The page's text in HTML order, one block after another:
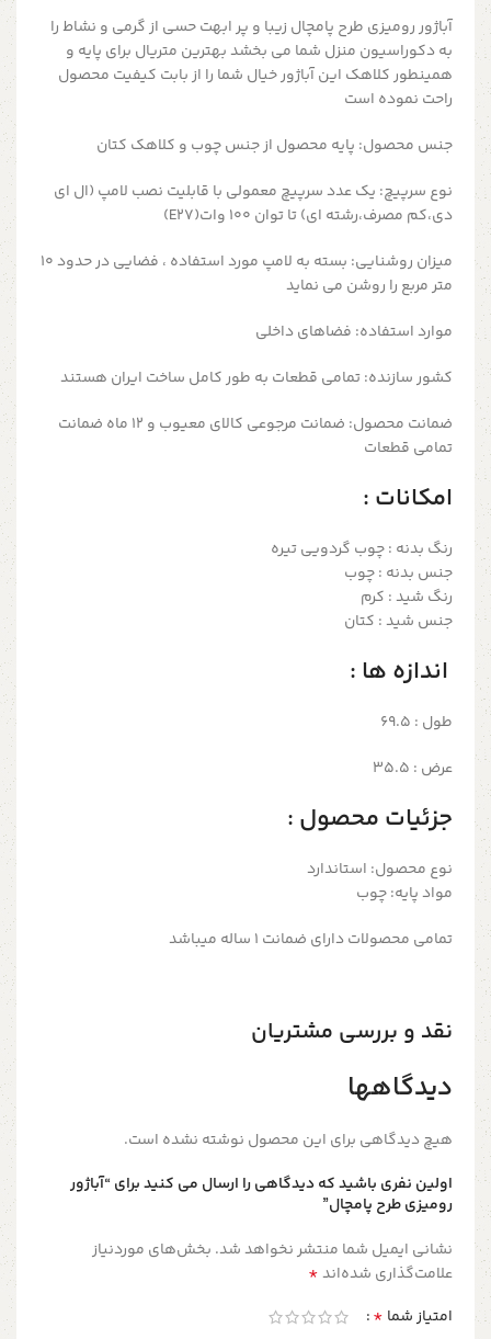
آباژور رومیزی طرح پامچال زیبا و پر ابهت حسی از گرمی و نشاط را
به دکوراسیون منزل شما می بخشد بهترین متریال برای پایه و
همینطور کلاهک این آباژور خیال شما را از بابت کیفیت محصول
راحت نموده است
جنس محصول: پایه محصول از جنس چوب و کلاهک کتان
نوع سرپیچ: یک عدد سرپیچ معمولی با قابلیت نصب لامپ (ال ای
دی،کم مصرف،رشته ای) تا توان 100 وات(E27)
میزان روشنایی:
بسته به لامپ مورد استفاده ، فضایی در حدود 10
متر مربع را روشن می نماید
موارد استفاده: فضاهای داخلی
کشور سازنده:تمامی قطعات به طور کامل ساخت ایران هستند
ضمانت محصول:
ضمانت مرجوعی کالای معیوب و 12 ماه ضمانت
تمامی قطعات
امکانات :
رنگ بدنه : چوب گردویی تیره
جنس بدنه : چوب
رنگ شید : کرم
جنس شید : کتان
اندازه ها :
طول : 69.5
عرض : 35.5
جزئیات محصول :
نوع محصول: استاندارد
مواد پایه: چوب
تمامی محصولات دارای ضمانت ۱ ساله میباشد
نقد و بررسی مشتریان
دیدگاهها
هیچ دیدگاهی برای این محصول نوشته نشده است.
اولین نفری باشید که دیدگاهی را ارسال می کنید برای “آباژور
رومیزی طرح پامچال”
نشانی ایمیل شما منتشر نخواهد شد. بخش‌های موردنیاز
علامت‌گذاری شده‌اند*
امتیاز شما *